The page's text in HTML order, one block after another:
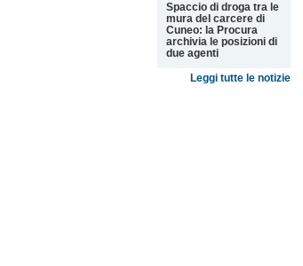
Spaccio di droga tra le
mura del carcere di
Cuneo: la Procura
archivia le posizioni di
due agenti
Leggi tutte le notizie